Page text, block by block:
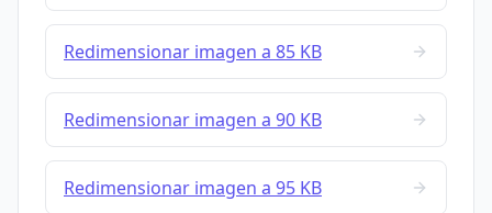
Redimensionar imagen a 85 KB
Redimensionar imagen a 90 KB
Redimensionar imagen a 95 KB